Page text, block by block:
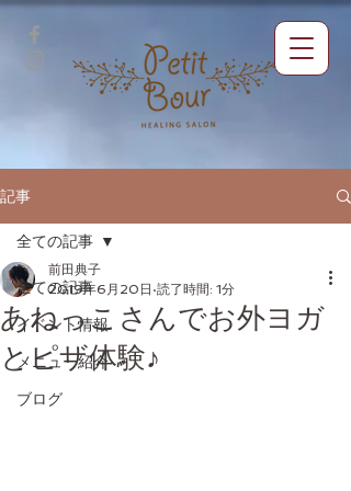
記事
全ての記事
イベント情報
メニュー紹介
ブログ
全ての記事
あねっこさんでお外ヨガ
とピザ体験♪
前田典子
2019年6月20日 読了時間: 1分